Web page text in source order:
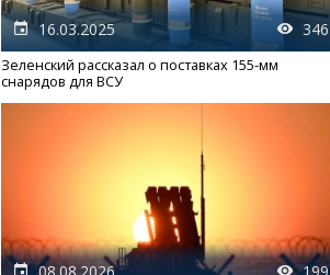
16.03.2025 346
Зеленский рассказал о поставках 155-мм
снарядов для ВСУ